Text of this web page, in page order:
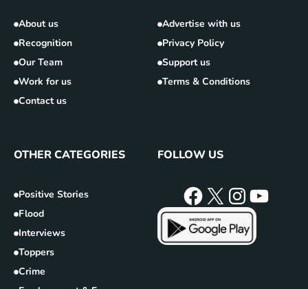
About us
Recognition
Our Team
Work for us
Contact us
Advertise with us
Privacy Policy
Support us
Terms & Conditions
OTHER CATEGORIES
Positive Stories
Flood
Interviews
Toppers
Crime
FOLLOW US